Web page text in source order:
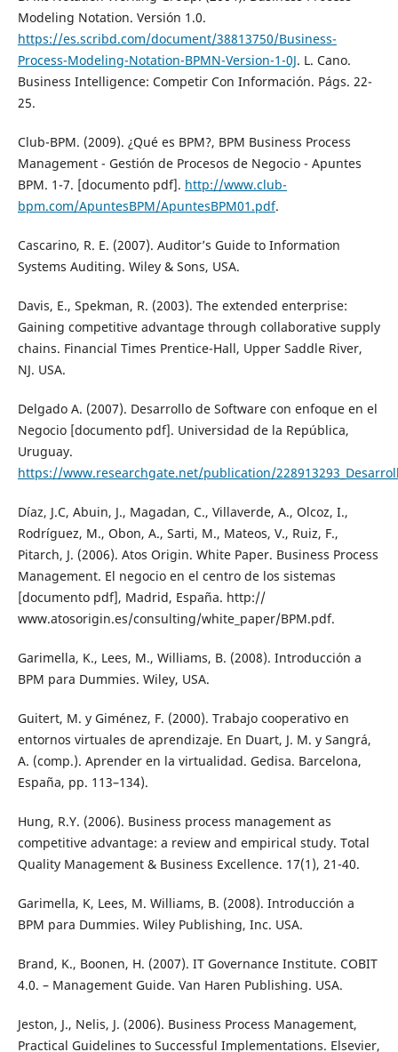
Modeling Notation. Versión 1.0.
https://es.scribd.com/document/38813750/Business-
Process-Modeling-Notation-BPMN-Version-1-0J. L. Cano.
Business Intelligence: Competir Con Información. Págs. 22-
25.
Club-BPM. (2009). ¿Qué es BPM?, BPM Business Process
Management - Gestión de Procesos de Negocio - Apuntes
BPM. 1-7. [documento pdf]. http://www.club-
bpm.com/ApuntesBPM/ApuntesBPM01.pdf.
Cascarino, R. E. (2007). Auditor’s Guide to Information
Systems Auditing. Wiley & Sons, USA.
Davis, E., Spekman, R. (2003). The extended enterprise:
Gaining competitive advantage through collaborative supply
chains. Financial Times Prentice-Hall, Upper Saddle River,
NJ. USA.
Delgado A. (2007). Desarrollo de Software con enfoque en el
Negocio [documento pdf]. Universidad de la República,
Uruguay.
https://www.researchgate.net/publication/
Díaz, J.C, Abuin, J., Magadan, C., Villaverde, A., Olcoz, I.,
Rodríguez, M., Obon, A., Sarti, M., Mateos, V., Ruiz, F.,
Pitarch, J. (2006). Atos Origin. White Paper. Business Process
Management. El negocio en el centro de los sistemas
[documento pdf], Madrid, España. http://
www.atosorigin.es/consulting/white_paper/BPM.pdf.
Garimella, K., Lees, M., Williams, B. (2008). Introducción a
BPM para Dummies. Wiley, USA.
Guitert, M. y Giménez, F. (2000). Trabajo cooperativo en
entornos virtuales de aprendizaje. En Duart, J. M. y Sangrá,
A. (comp.). Aprender en la virtualidad. Gedisa. Barcelona,
España, pp. 113–134).
Hung, R.Y. (2006). Business process management as
competitive advantage: a review and empirical study. Total
Quality Management & Business Excellence. 17(1), 21-40.
Garimella, K, Lees, M. Williams, B. (2008). Introducción a
BPM para Dummies. Wiley Publishing, Inc. USA.
Brand, K., Boonen, H. (2007). IT Governance Institute. COBIT
4.0. – Management Guide. Van Haren Publishing. USA.
Jeston, J., Nelis, J. (2006). Business Process Management,
Practical Guidelines to Successful Implementations. Elsevier,